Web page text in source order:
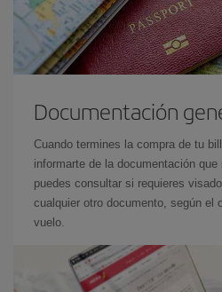
Documentación
Cuando termines la compra de tu
informarte de la documentación
puedes consultar si requieres
cualquier otro documento, según el
vuelo.